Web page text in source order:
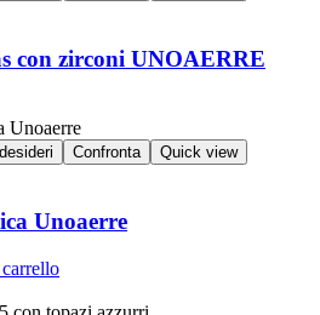
con zirconi UNOAERRE
Confronta Quick view
Unoaerre